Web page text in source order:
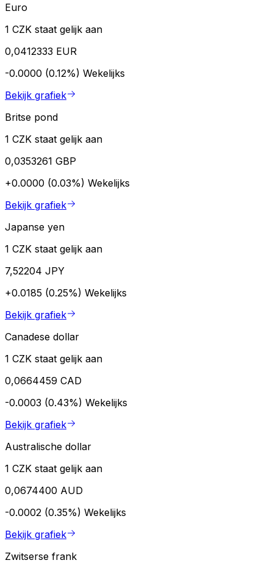
Euro
1 CZK staat gelijk aan
0,0412333 EUR
-0.0000 (0.12%) Wekelijks
Bekijk grafiek
Britse pond
1 CZK staat gelijk aan
0,0353261 GBP
+0.0000 (0.03%) Wekelijks
Bekijk grafiek
Japanse yen
1 CZK staat gelijk aan
7,52204 JPY
+0.0185 (0.25%) Wekelijks
Bekijk grafiek
Canadese dollar
1 CZK staat gelijk aan
0,0664459 CAD
-0.0003 (0.43%) Wekelijks
Bekijk grafiek
Australische dollar
1 CZK staat gelijk aan
0,0674400 AUD
-0.0002 (0.35%) Wekelijks
Bekijk grafiek
Zwitserse frank